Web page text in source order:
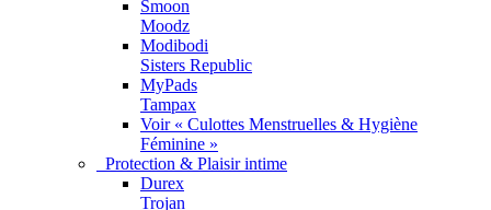
Smoon
Moodz
Modibodi
Sisters Republic
MyPads
Tampax
Voir « Culottes Menstruelles & Hygiène
Féminine »
Protection & Plaisir intime
Durex
Trojan